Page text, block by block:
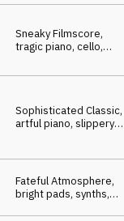
sad
Sneaky Filmscore,
tragic piano, cello,
Sophisticated Classic,
artful piano, slippery,
Fateful Atmosphere,
bright pads, synths,